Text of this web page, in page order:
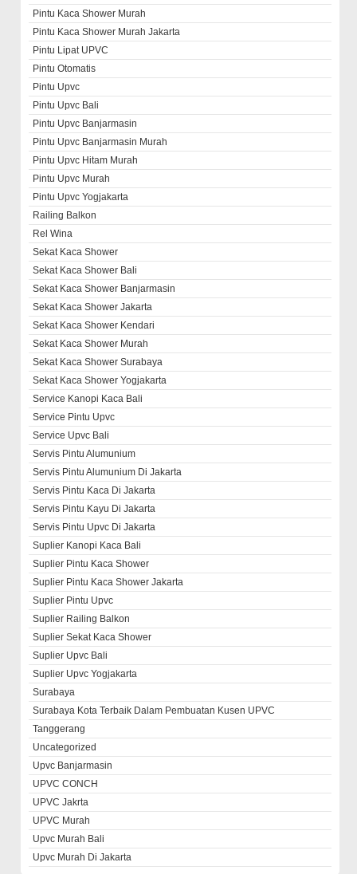
Pintu Kaca Shower Murah
Pintu Kaca Shower Murah Jakarta
Pintu Lipat UPVC
Pintu Otomatis
Pintu Upvc
Pintu Upvc Bali
Pintu Upvc Banjarmasin
Pintu Upvc Banjarmasin Murah
Pintu Upvc Hitam Murah
Pintu Upvc Murah
Pintu Upvc Yogjakarta
Railing Balkon
Rel Wina
Sekat Kaca Shower
Sekat Kaca Shower Bali
Sekat Kaca Shower Banjarmasin
Sekat Kaca Shower Jakarta
Sekat Kaca Shower Kendari
Sekat Kaca Shower Murah
Sekat Kaca Shower Surabaya
Sekat Kaca Shower Yogjakarta
Service Kanopi Kaca Bali
Service Pintu Upvc
Service Upvc Bali
Servis Pintu Alumunium
Servis Pintu Alumunium Di Jakarta
Servis Pintu Kaca Di Jakarta
Servis Pintu Kayu Di Jakarta
Servis Pintu Upvc Di Jakarta
Suplier Kanopi Kaca Bali
Suplier Pintu Kaca Shower
Suplier Pintu Kaca Shower Jakarta
Suplier Pintu Upvc
Suplier Railing Balkon
Suplier Sekat Kaca Shower
Suplier Upvc Bali
Suplier Upvc Yogjakarta
Surabaya
Surabaya Kota Terbaik Dalam Pembuatan Kusen UPVC
Tanggerang
Uncategorized
Upvc Banjarmasin
UPVC CONCH
UPVC Jakrta
UPVC Murah
Upvc Murah Bali
Upvc Murah Di Jakarta